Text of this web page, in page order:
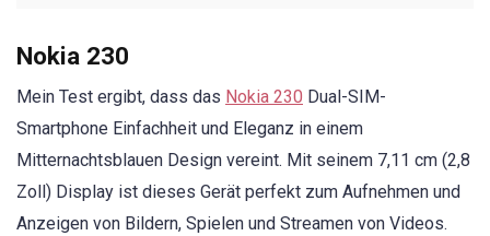
Nokia 230
Mein Test ergibt, dass das Nokia 230 Dual-SIM-
Smartphone Einfachheit und Eleganz in einem
Mitternachtsblauen Design vereint. Mit seinem 7,11 cm (2,8
Zoll) Display ist dieses Gerät perfekt zum Aufnehmen und
Anzeigen von Bildern, Spielen und Streamen von Videos.